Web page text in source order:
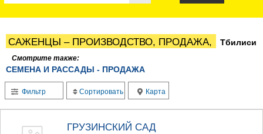
ОЗУРГЕТИ
ЧОХАТАУРИ
УРЕКИ
ИМЕРЕТИЯ
БАГДАТИ
ВАНИ
САМТРЕДИА
САЖЕНЦЫ – ПРОИЗВОДСТВО, ПРОДАЖА, Тбилиси
Смотрите также:
СЕМЕНА И РАССАДЫ - ПРОДАЖА
Фильтр Сортировать Карта
ГРУЗИНСКИЙ САД